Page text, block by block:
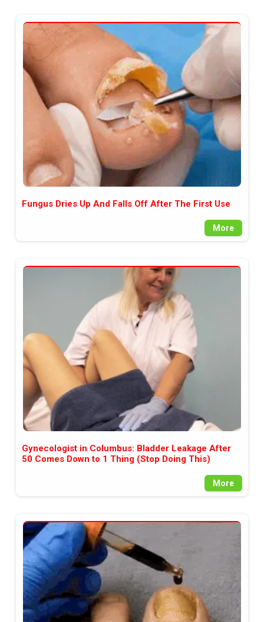
Fungus Dries Up And Falls Off After The First Use
More
Gynecologist in Columbus: Bladder Leakage After
50 Comes Down to 1 Thing (Stop Doing This)
More